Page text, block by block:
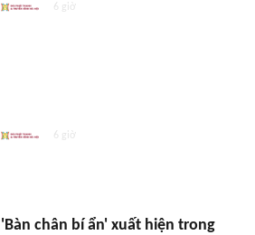
6 giờ
6 giờ
'Bàn chân bí ẩn' xuất hiện trong